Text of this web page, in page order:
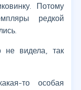
Потому
редкой
не видела, так
то особая